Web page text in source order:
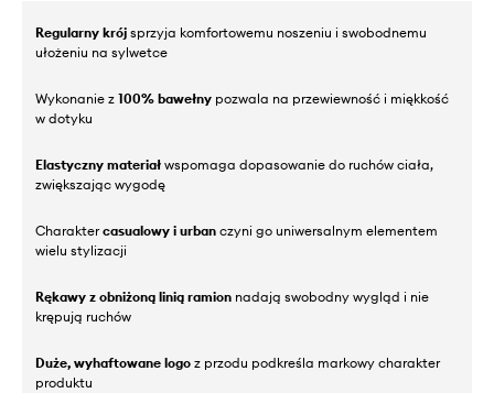
Regularny krój sprzyja komfortowemu noszeniu i swobodnemu
ułożeniu na sylwetce
Wykonanie z 100% bawełny pozwala na przewiewność i miękkość
w dotyku
Elastyczny materiał wspomaga dopasowanie do ruchów ciała,
zwiększając wygodę
Charaktercasualowy i urban czyni go uniwersalnym elementem
wielu stylizacji
Rękawy z obniżoną linią ramion nadają swobodny wygląd i nie
krępują ruchów
Duże, wyhaftowane logo z przodu podkreśla markowy charakter
produktu